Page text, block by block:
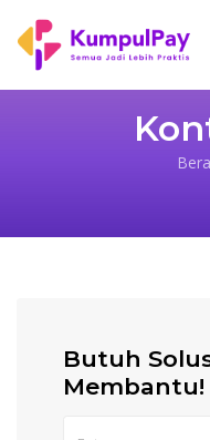
Butuh
Membantu!